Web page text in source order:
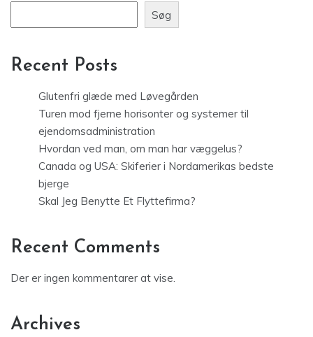
Søg
Recent Posts
Glutenfri glæde med Løvegården
Turen mod fjerne horisonter og systemer til
ejendomsadministration
Hvordan ved man, om man har væggelus?
Canada og USA: Skiferier i Nordamerikas bedste
bjerge
Skal Jeg Benytte Et Flyttefirma?
Recent Comments
Der er ingen kommentarer at vise.
Archives